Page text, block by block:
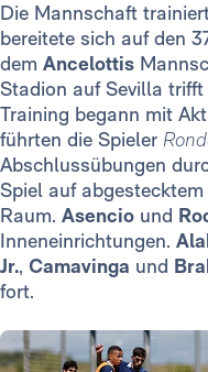
Die Mannschaft
bereitete sich auf den
dem Ancelottis
Stadion auf Sevilla trifft
Training begann mit
führten die Spieler
Abschlussübungen
Spiel auf abgestecktem
Raum. Asencio und
Inneneinrichtungen.
Jr., Camavinga und
fort.